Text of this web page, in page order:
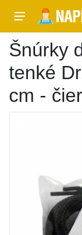
Šnúrky
tenké
cm -